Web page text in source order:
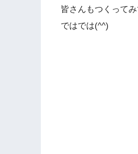
皆さんもつくって
ではでは(^^)